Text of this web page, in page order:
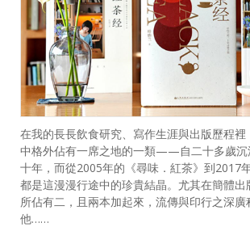
在我的長長飲食研究、寫作生涯與出版歷程
中格外佔有一席之地的一類——自二十多歲沉
十年，而從2005年的《尋味．紅茶》到2017
都是這漫漫行途中的珍貴結晶。尤其在簡體出
所佔有二，且兩本加起來，流傳與印行之深
他……